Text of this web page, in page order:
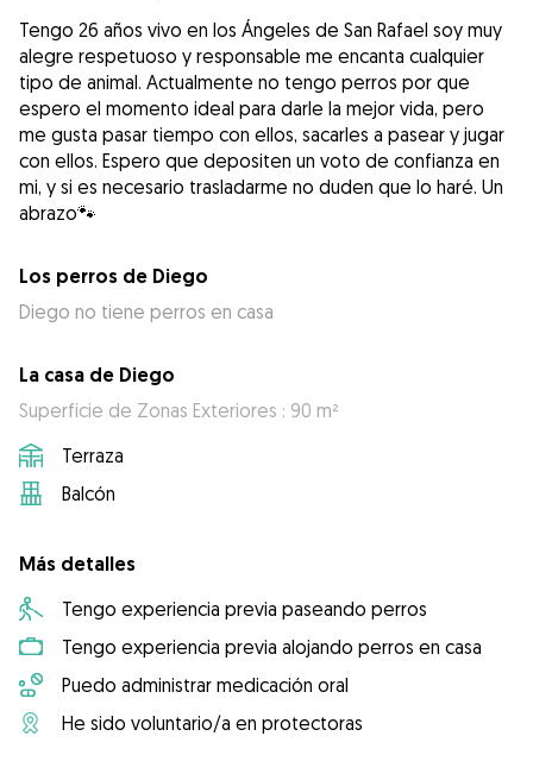
Tengo 26 años vivo en los Ángeles de San Rafael soy muy
alegre respetuoso y responsable me encanta cualquier
tipo de animal. Actualmente no tengo perros por que
espero el momento ideal para darle la mejor vida, pero
me gusta pasar tiempo con ellos, sacarles a pasear y jugar
con ellos. Espero que depositen un voto de confianza en
mi, y si es necesario trasladarme no duden que lo haré. Un
abrazo🐾
Los perros de Diego
Diego no tiene perros en casa
La casa de Diego
Superficie de Zonas Exteriores : 90 m²
Terraza
Balcón
Más detalles
Tengo experiencia previa paseando perros
Tengo experiencia previa alojando perros en casa
Puedo administrar medicación oral
He sido voluntario/a en protectoras